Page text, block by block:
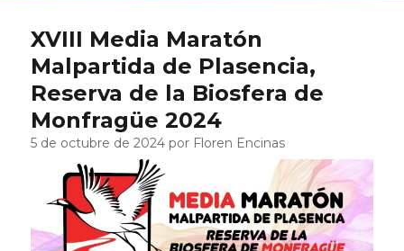
XVIII Media Maratón
Malpartida de Plasencia,
Reserva de la Biosfera de
Monfragüe 2024
5 de octubre de 2024 por Floren Encinas